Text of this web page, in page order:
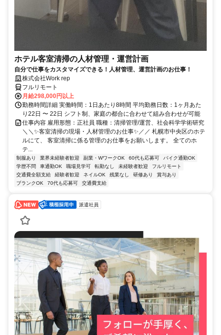
ホテル客室清掃の人材管理・運営計画
自分で仕事をカスタマイズできる！人材管理、運営計画のお仕事！
株式会社Work rep
フルリモート
月給298,000円以上
勤務時間詳細 実働時間：1日あたり8時間 平均勤務日数：1ヶ月あた
り22日 〜 22日 シフト制、家庭の都合に合わせて組み合わせが可能
仕事内容 雇用形態：正社員 職種：清掃管理/運営、社会科学学術研究
＼＼✨客室清掃の現場・人材管理のお仕事✨／／ 札幌市中央区のホテ
ルにて、 客室清掃に係る管理のお仕事をお願いします。 全てのホ
テ...
制服あり 業界未経験者歓迎 副業・WワークOK 60代も応募可
バイク通勤OK
学歴不問
車通勤OK 職場見学可 転勤なし 未経験者歓迎
フルリモート
交通費全額支給
経験者歓迎 ネイルOK 残業なし 研修あり
賞与あり
ブランクOK
70代も応募可 交通費支給
派遣社員